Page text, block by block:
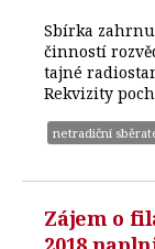
Sbírka
činností
tajné
Rekvizity
netradiční
Zájem o